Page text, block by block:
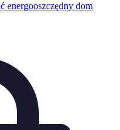
energooszczędny dom